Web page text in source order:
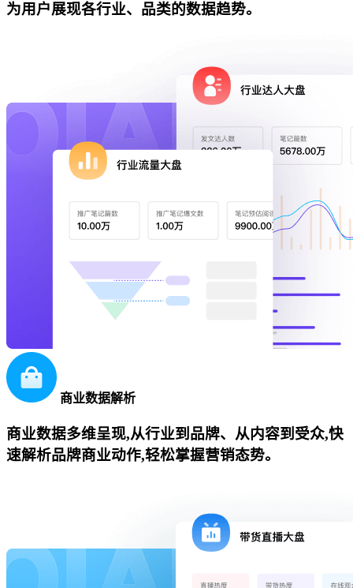
为用户展现各行业、品类的数据趋势。
商业数据解析
商业数据多维呈现,从行业到品牌、从内容到受众,快
速解析品牌商业动作,轻松掌握营销态势。